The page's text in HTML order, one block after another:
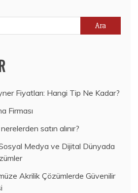
Fiyatları: Hangi Tip Ne Kadar?
Firması
satın alınır?
Medya ve Dijital Dünyada
Akrilik Çözümlerde Güvenilir